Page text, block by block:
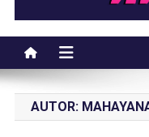
AUTOR: